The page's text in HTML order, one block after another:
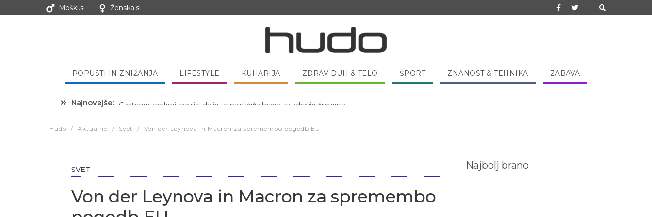
Moški.si Ženska.si
POPUSTI IN ZNIŽANJA LIFESTYLE KUHARIJA ZDRAV DUH & TELO ŠPORT ZNANOST & TEHNIKA ZABAVA
Najnovejše: Hibernacijska dieta: Zakaj je pred spanjem dobro pojesti žlico medu?
Hudo / Aktualno / Svet / Von der Leynova in Macron za spremembo pogodb EU
SVET
Von der Leynova in Macron za spremembo
Najbolj brano